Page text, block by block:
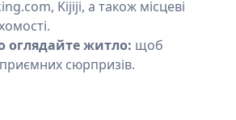
Kijiji, а також місцеві
оглядайте житло: щоб
сюрпризів.